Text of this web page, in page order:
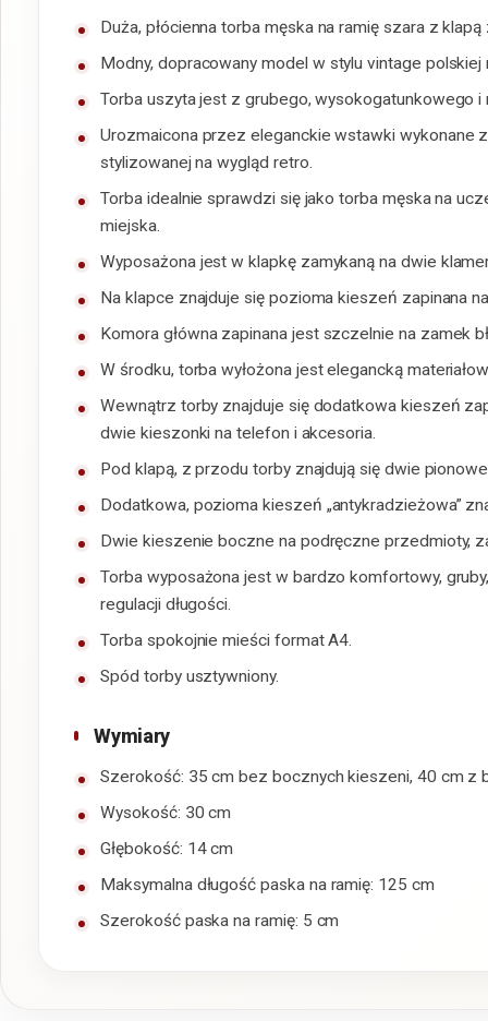
Duża, płócienna torba męska na ramię szara z
Modny, dopracowany model w stylu vintage polskiej
Torba uszyta jest z grubego, wysokogatunkowego i
Urozmaicona przez eleganckie wstawki wykonane
stylizowanej na wygląd retro.
Torba idealnie sprawdzi się jako torba męska na
miejska.
Wyposażona jest w klapkę zamykaną na dwie
Na klapce znajduje się pozioma kieszeń zapinana
Komora główna zapinana jest szczelnie na zamek
W środku, torba wyłożona jest elegancką
Wewnątrz torby znajduje się dodatkowa kieszeń
dwie kieszonki na telefon i akcesoria.
Pod klapą, z przodu torby znajdują się dwie
Dodatkowa, pozioma kieszeń „antykradzieżowa”
Dwie kieszenie boczne na podręczne przedmioty,
Torba wyposażona jest w bardzo komfortowy,
regulacji długości.
Torba spokojnie mieści format A4.
Spód torby usztywniony.
Wymiary
Szerokość: 35 cm bez bocznych kieszeni, 40 cm z
Wysokość: 30 cm
Głębokość: 14 cm
Maksymalna długość paska na ramię: 125 cm
Szerokość paska na ramię: 5 cm